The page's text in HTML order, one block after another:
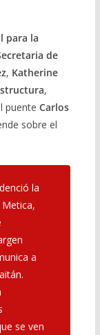
para la
de
, Katherine
,
puente Carlos
sobre el
la
a
se ven